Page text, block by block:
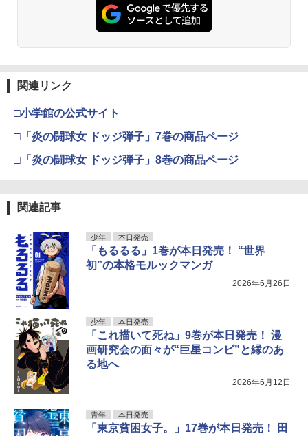
関連リンク
□小学館の公式サイト
□「炎の闘球女 ドッジ弾子」7巻の商品ページ
□「炎の闘球女 ドッジ弾子」8巻の商品ページ
関連記事
少年 本日発売
「もるるる」1巻が本日発売！ “世界
初”の本格モルックマンガ
2026年6月26日
少年 本日発売
「これ描いて死ね」9巻が本日発売！ 漫
画研究会の面々が“巨星コンビ”と縁のあ
る地へ
2026年6月12日
青年 本日発売
「東京貧困女子。」17巻が本日発売！ 田